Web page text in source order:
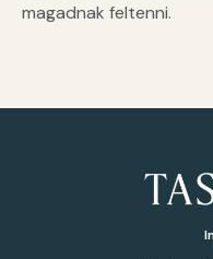
magadnak feltenni.